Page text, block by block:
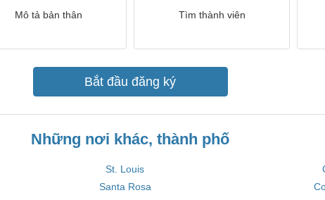
Mô tả bản thân Tìm thành viên
Bắt đầu đăng ký
Những nơi khác, thành phố
St. Louis
Santa Rosa